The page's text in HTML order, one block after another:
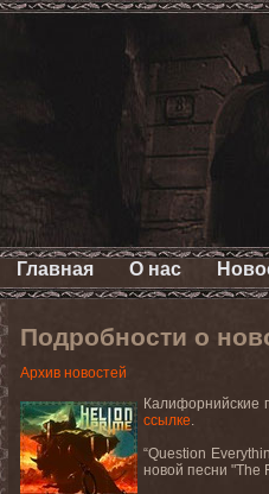
Главная О нас
Подробности о
Архив новостей
Калифорнийские
ссылке.
“Question
новой песни "The